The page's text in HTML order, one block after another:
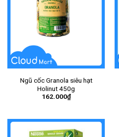
Ngũ cốc Granola siêu hạt
Holinut 450g
162.000₫